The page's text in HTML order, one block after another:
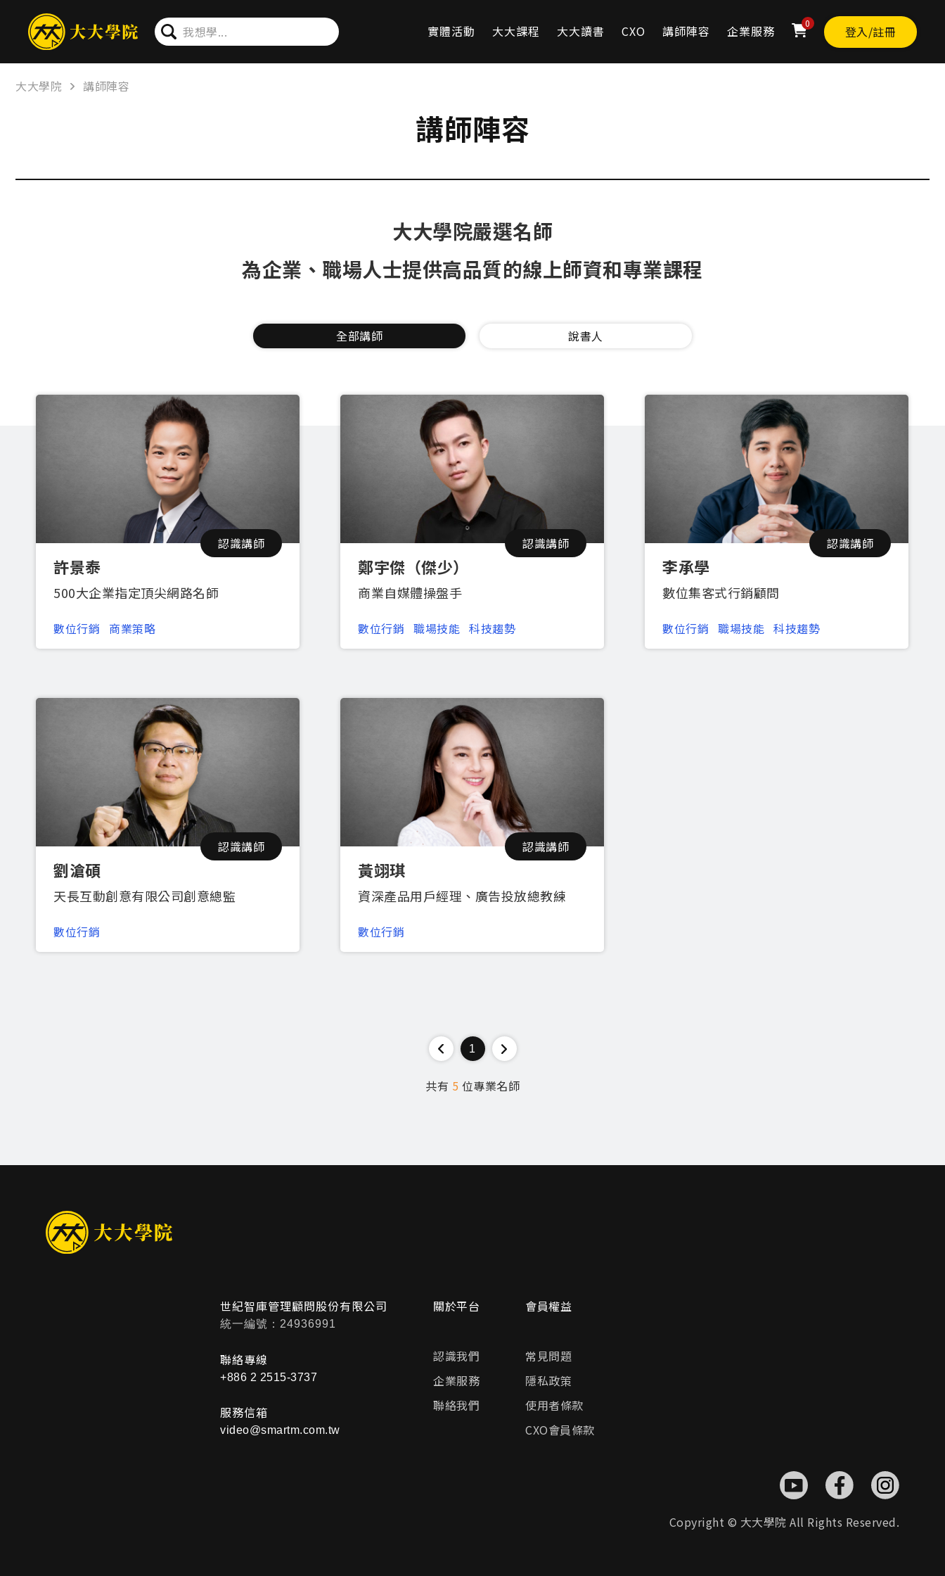
實體活動 大大課程 大大讀書 CXO 講師陣容 企業服務 0 登入/註冊
大大學院 講師陣容
講師陣容
大大學院嚴選名師
為企業、職場人士提供高品質的線上師資和專業課程
全部講師 說書人
認識講師
許景泰
500大企業指定頂尖網路名師
數位行銷 商業策略
認識講師
鄭宇傑（傑少）
商業自媒體操盤手
數位行銷 職場技能 科技趨勢
認識講師
李承學
數位集客式行銷顧問
數位行銷 職場技能 科技趨勢
認識講師
劉滄碩
天長互動創意有限公司創意總監
數位行銷
認識講師
黃翊琪
資深產品用戶經理、廣告投放總教練
數位行銷
1
共有 5 位專業名師
世紀智庫管理顧問股份有限公司
統一編號：24936991
聯絡專線
+886 2 2515-3737
服務信箱
video@smartm.com.tw
關於平台
認識我們
企業服務
聯絡我們
會員權益
常見問題
隱私政策
使用者條款
CXO會員條款
Copyright © 大大學院 All Rights Reserved.